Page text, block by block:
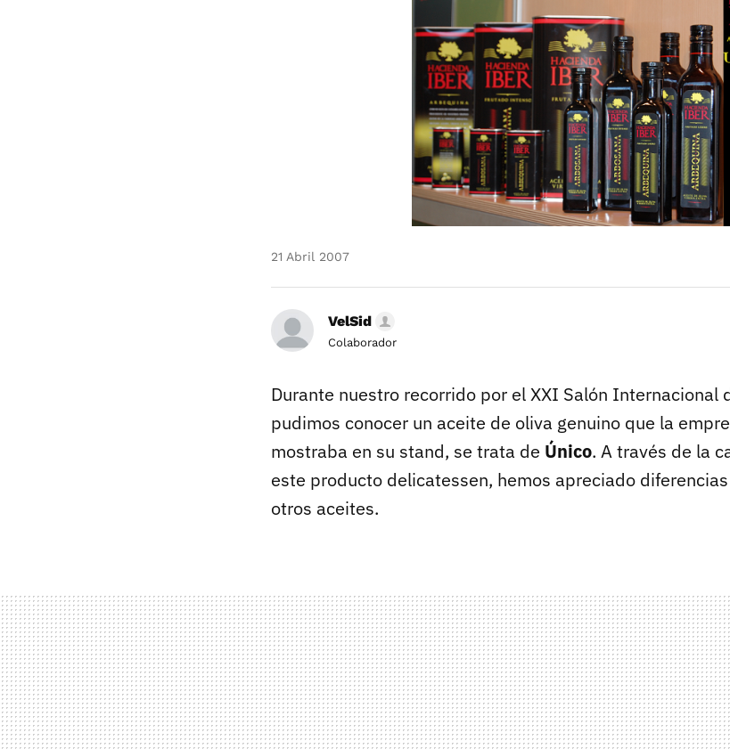
21 Abril 2007
VelSid
Colaborador
Durante nuestro recorrido por el XXI Salón Internacional
pudimos conocer un aceite de oliva genuino que la
mostraba en su stand, se trata de Único. A través de la
este producto delicatessen, hemos apreciado
otros aceites.